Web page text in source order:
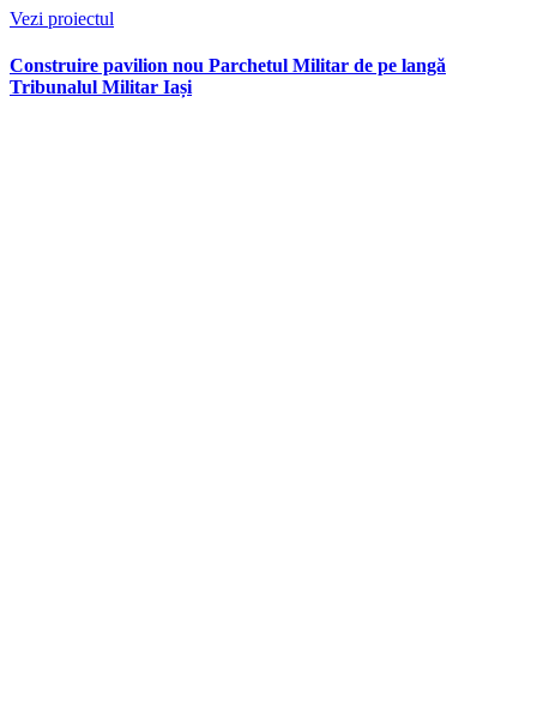
Vezi proiectul
Construire pavilion nou Parchetul Militar de pe langă
Tribunalul Militar Iași